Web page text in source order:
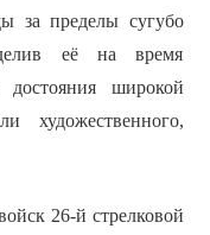
за пределы сугубо
её на время
достояния широкой
художественного,
26-й стрелковой